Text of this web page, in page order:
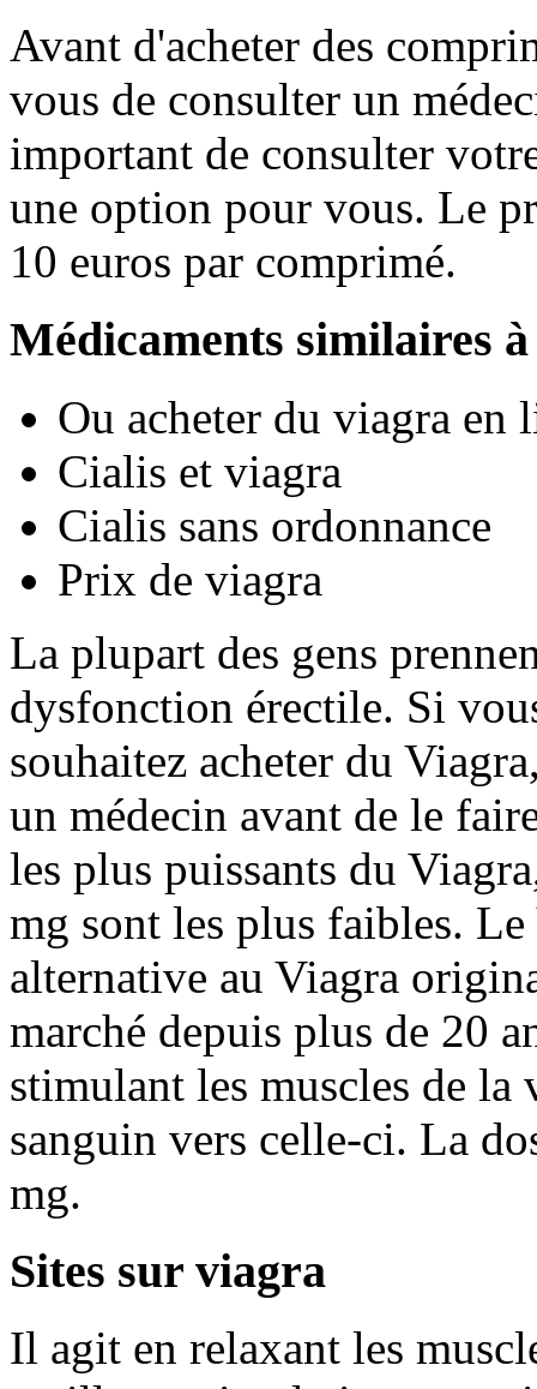
Avant d'acheter des
vous de consulter un
important de consulter
une option pour vous. Le
10 euros par comprimé.
Médicaments similaires
Ou acheter du viagra en
Cialis et viagra
Cialis sans ordonnance
Prix de viagra
La plupart des gens
dysfonction érectile. Si
souhaitez acheter du
un médecin avant de le
les plus puissants du
mg sont les plus faibles.
alternative au Viagra
marché depuis plus de 20
stimulant les muscles de la
sanguin vers celle-ci. La
mg.
Sites sur viagra
Il agit en relaxant les